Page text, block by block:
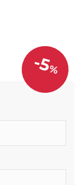
-5%